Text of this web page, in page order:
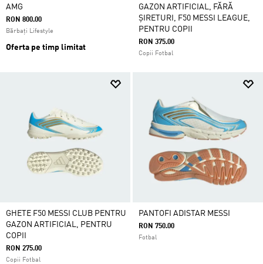
AMG
RON 800.00
Bărbați Lifestyle
Oferta pe timp limitat
GAZON ARTIFICIAL, FĂRĂ
ȘIRETURI, F50 MESSI LEAGUE,
PENTRU COPII
RON 375.00
Copii Fotbal
GHETE F50 MESSI CLUB PENTRU
GAZON ARTIFICIAL, PENTRU
COPII
RON 275.00
Copii Fotbal
PANTOFI ADISTAR MESSI
RON 750.00
Fotbal